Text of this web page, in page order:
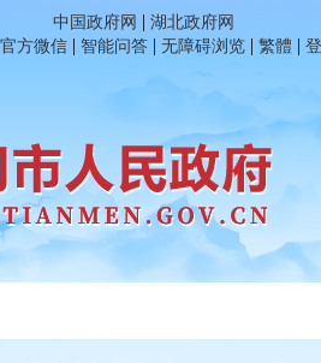
中国政府网 | 湖北政府网
官方微信 | 智能问答 | 无障碍浏览 | 繁體 |